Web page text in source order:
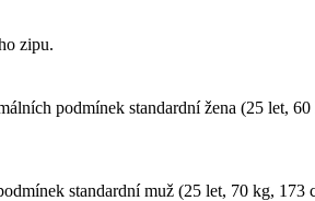
zipu.
podmínek standardní žena (25 let,
standardní muž (25 let, 70 kg, 173